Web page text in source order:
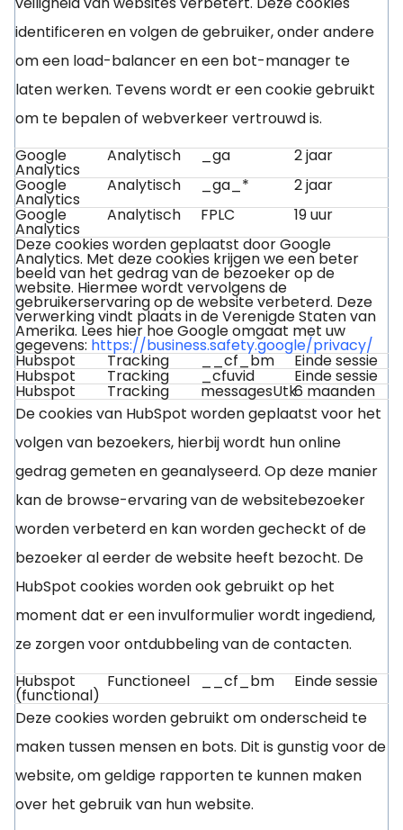
identificeren en volgen de gebruiker, onder andere
om een load-balancer en een bot-manager te
laten werken. Tevens wordt er een cookie gebruikt
om te bepalen of webverkeer vertrouwd is.
Google
Analytics
Analytisch _ga
2 jaar
Google
Analytics
Analytisch _ga_*
2 jaar
Google
Analytics
Analytisch FPLC
19 uur
Deze cookies worden geplaatst door Google
Analytics. Met deze cookies krijgen we een beter
beeld van het gedrag van de bezoeker op de
website. Hiermee wordt vervolgens de
gebruikerservaring op de website verbeterd. Deze
verwerking vindt plaats in de Verenigde Staten van
Amerika. Lees hier hoe Google omgaat met uw
gegevens: https://business.safety.google/privacy/
Hubspot Tracking __cf_bm Einde sessie
Hubspot Tracking _cfuvid Einde sessie
Hubspot Tracking messagesUtk6 maanden
De cookies van HubSpot worden geplaatst voor het
volgen van bezoekers, hierbij wordt hun online
gedrag gemeten en geanalyseerd. Op deze manier
kan de browse-ervaring van de websitebezoeker
worden verbeterd en kan worden gecheckt of de
bezoeker al eerder de website heeft bezocht. De
HubSpot cookies worden ook gebruikt op het
moment dat er een invulformulier wordt ingediend,
ze zorgen voor ontdubbeling van de contacten.
Hubspot
(functional)
Functioneel __cf_bm
Einde sessie
Deze cookies worden gebruikt om onderscheid te
maken tussen mensen en bots. Dit is gunstig voor de
website, om geldige rapporten te kunnen maken
over het gebruik van hun website.